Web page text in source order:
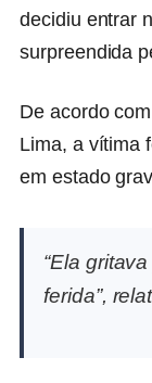
decidiu entrar
surpreendida
De acordo
Lima, a vítima
em estado
“Ela
ferida”,